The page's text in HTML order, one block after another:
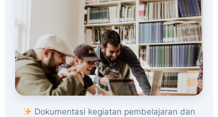
Dokumentasi kegiatan pembelajaran dan